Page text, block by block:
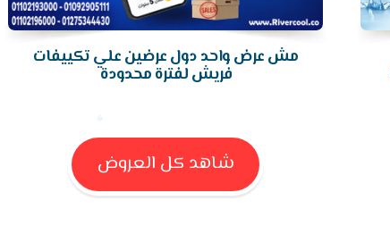
مش عرض واحد دول عرضين علي تكييفات
فريش لفترة محدودة
شاهد كل العروض